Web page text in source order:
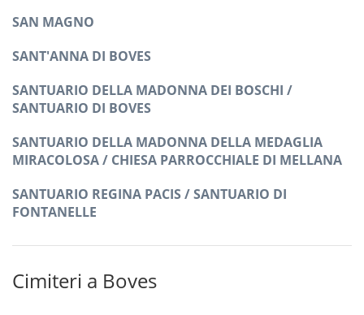
SAN MAGNO
SANT'ANNA DI BOVES
SANTUARIO DELLA MADONNA DEI BOSCHI /
SANTUARIO DI BOVES
SANTUARIO DELLA MADONNA DELLA MEDAGLIA
MIRACOLOSA / CHIESA PARROCCHIALE DI MELLANA
SANTUARIO REGINA PACIS / SANTUARIO DI
FONTANELLE
Cimiteri a Boves